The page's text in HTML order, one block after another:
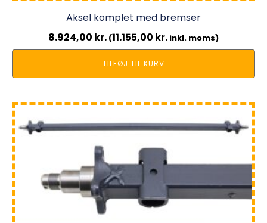
Aksel komplet med bremser
8.924,00 kr. (11.155,00 kr. inkl. moms)
TILFØJ TIL KURV